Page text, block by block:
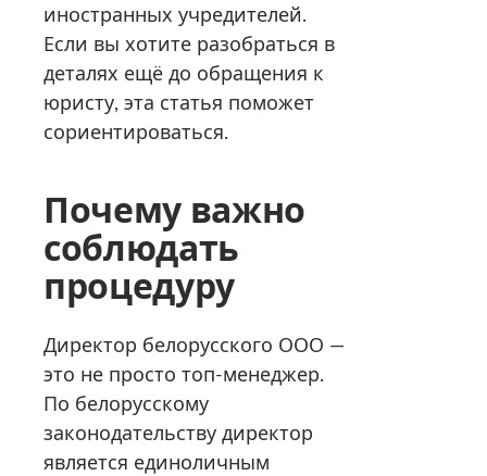
иностранных учредителей.
Если вы хотите разобраться в
деталях ещё до обращения к
юристу, эта статья поможет
сориентироваться.
Почему важно
соблюдать
процедуру
Директор белорусского ООО —
это не просто топ-менеджер.
По белорусскому
законодательству директор
является единоличным